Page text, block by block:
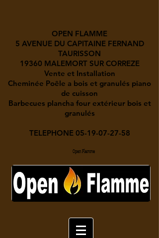
OPEN FLAMME
5 AVENUE DU CAPITAINE FERNAND
TAURISSON
19360 MALEMORT SUR CORREZE
Vente et Installation
Cheminée Poêle a bois et granulés piano
de cuisson
Barbecues plancha four extérieur bois et
granulés
TELEPHONE 05-19-07-27-58
Open Flamme